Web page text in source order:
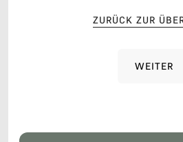
ZURÜCK ZUR
WEITER